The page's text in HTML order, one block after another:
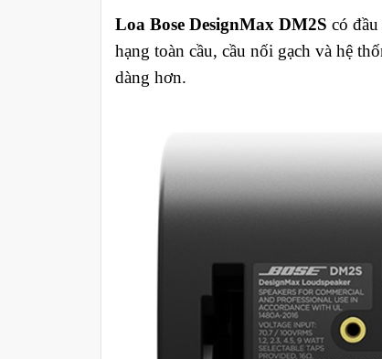
Loa Bose DesignMax DM2S có
hạng toàn cầu, cầu nối gạch và hệ
dàng hơn.